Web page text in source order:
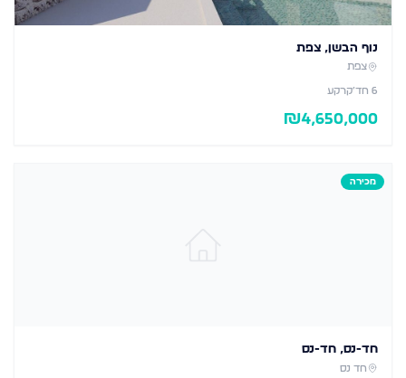
נוף הבשן, צפת
צפת
6 חד׳קרקע
₪4,650,000
מכירה
חד-נס, חד-נס
חד נס